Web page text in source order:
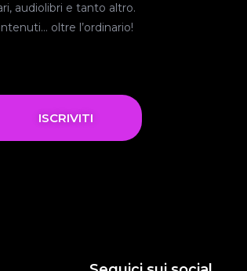
audiolibri e tanto altro.
oltre l’ordinario!
ISCRIVITI